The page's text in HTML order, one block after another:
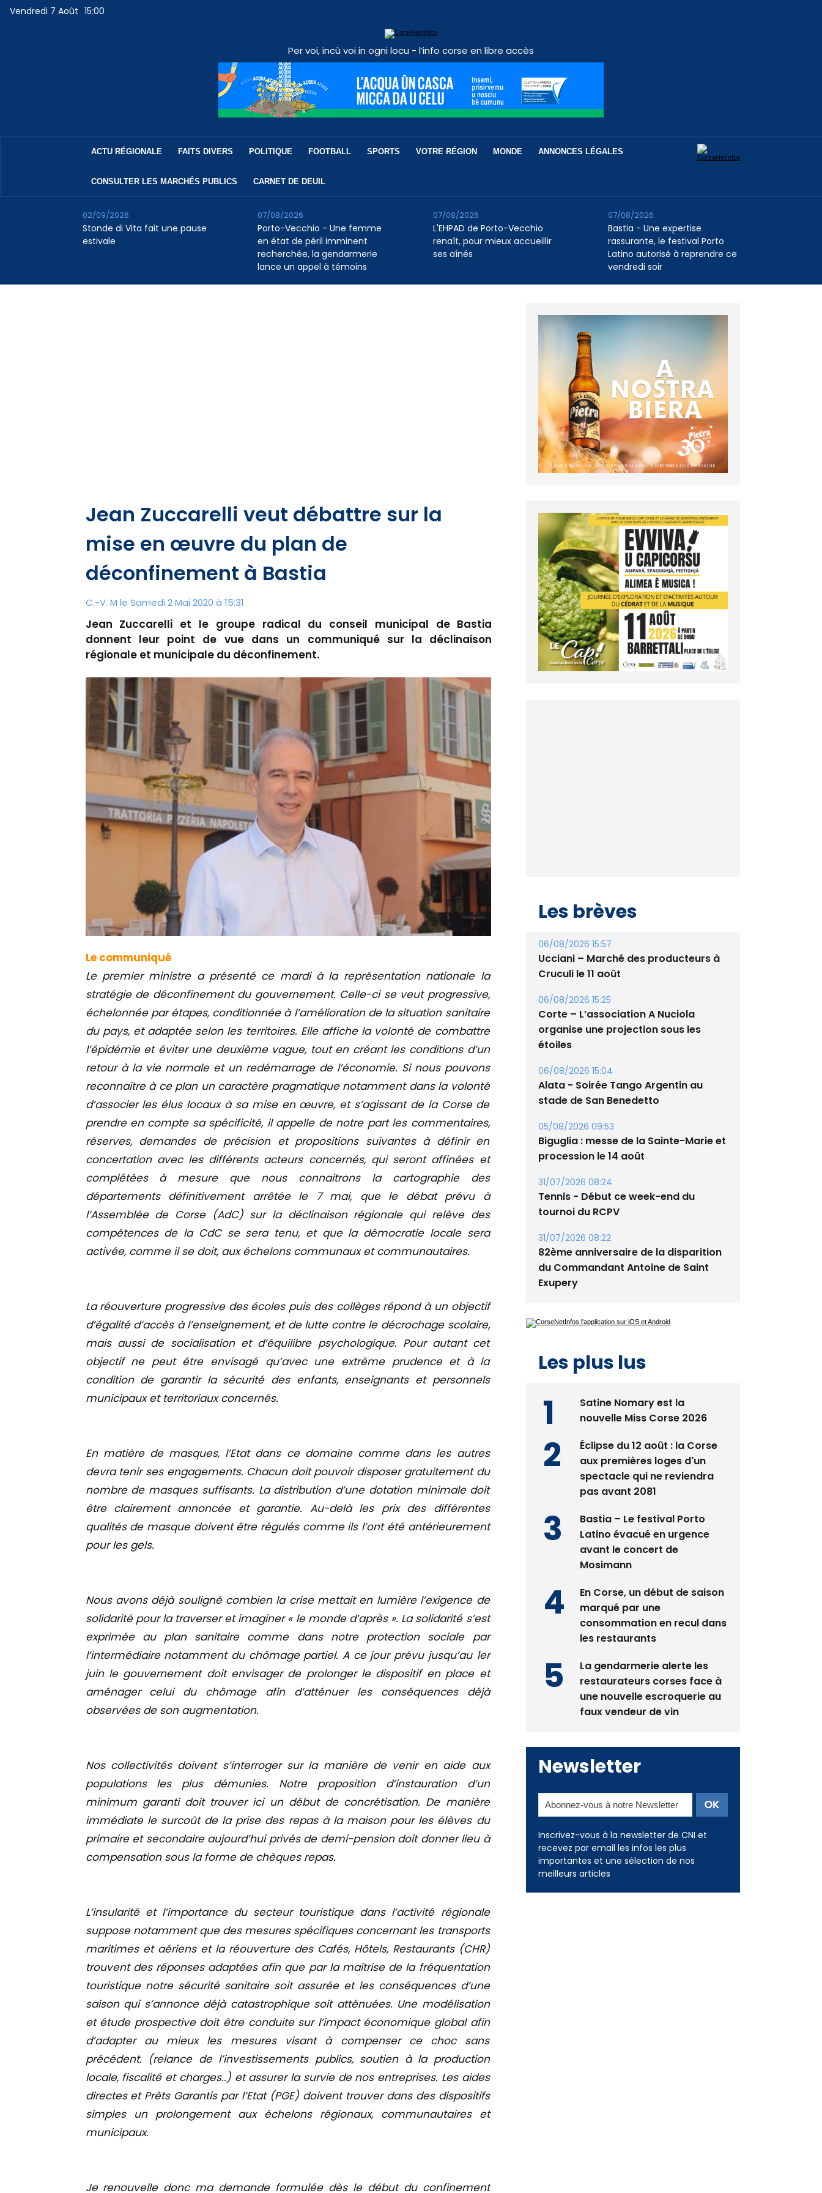
Vendredi 7 Août 15:00
Per voi, incù voi in ogni locu - l’info corse en libre accès
ACTU RÉGIONALE FAITS DIVERS POLITIQUE FOOTBALL SPORTS VOTRE RÉGION MONDE ANNONCES LÉGALES
CONSULTER LES MARCHÉS PUBLICS CARNET DE DEUIL
Stonde di Vita fait une pause
estivale
02/09/2026
Porto-Vecchio - Une femme
en état de péril imminent
recherchée, la gendarmerie
lance un appel à témoins
07/08/2026
L'EHPAD de Porto-Vecchio
renaît, pour mieux accueillir
ses aînés
07/08/2026
Bastia - Une expertise
rassurante, le festival Porto
Latino autorisé à reprendre ce
vendredi soir
07/08/2026
Jean Zuccarelli veut débattre sur la
mise en œuvre du plan de
déconfinement à Bastia
C.-V. M le Samedi 2 Mai 2020 à 15:31
Jean Zuccarelli et le groupe radical du conseil municipal de Bastia
donnent leur point de vue dans un communiqué sur la déclinaison
régionale et municipale du déconfinement.
Le communiqué
Le premier ministre a présenté ce mardi à la représentation nationale la
stratégie de déconfinement du gouvernement. Celle-ci se veut progressive,
échelonnée par étapes, conditionnée à l’amélioration de la situation sanitaire
du pays, et adaptée selon les territoires. Elle affiche la volonté de combattre
l’épidémie et éviter une deuxième vague, tout en créant les conditions d’un
retour à la vie normale et un redémarrage de l’économie. Si nous pouvons
reconnaitre à ce plan un caractère pragmatique notamment dans la volonté
d’associer les élus locaux à sa mise en œuvre, et s’agissant de la Corse de
prendre en compte sa spécificité, il appelle de notre part les commentaires,
réserves, demandes de précision et propositions suivantes à définir en
concertation avec les différents acteurs concernés, qui seront affinées et
complétées à mesure que nous connaitrons la cartographie des
départements définitivement arrêtée le 7 mai, que le débat prévu à
l’Assemblée de Corse (AdC) sur la déclinaison régionale qui relève des
compétences de la CdC se sera tenu, et que la démocratie locale sera
activée, comme il se doit, aux échelons communaux et communautaires.
La réouverture progressive des écoles puis des collèges répond à un objectif
d’égalité d’accès à l’enseignement, et de lutte contre le décrochage scolaire,
mais aussi de socialisation et d’équilibre psychologique. Pour autant cet
objectif ne peut être envisagé qu’avec une extrême prudence et à la
condition de garantir la sécurité des enfants, enseignants et personnels
municipaux et territoriaux concernés.
En matière de masques, l’Etat dans ce domaine comme dans les autres
devra tenir ses engagements. Chacun doit pouvoir disposer gratuitement du
nombre de masques suffisants. La distribution d’une dotation minimale doit
être clairement annoncée et garantie. Au-delà les prix des différentes
qualités de masque doivent être régulés comme ils l’ont été antérieurement
pour les gels.
Nous avons déjà souligné combien la crise mettait en lumière l’exigence de
solidarité pour la traverser et imaginer « le monde d’après ». La solidarité s’est
exprimée au plan sanitaire comme dans notre protection sociale par
l’intermédiaire notamment du chômage partiel. A ce jour prévu jusqu’au 1er
juin le gouvernement doit envisager de prolonger le dispositif en place et
aménager celui du chômage afin d’atténuer les conséquences déjà
observées de son augmentation.
Nos collectivités doivent s’interroger sur la manière de venir en aide aux
populations les plus démunies. Notre proposition d’instauration d’un
minimum garanti doit trouver ici un début de concrétisation. De manière
immédiate le surcoût de la prise des repas à la maison pour les élèves du
primaire et secondaire aujourd’hui privés de demi-pension doit donner lieu à
compensation sous la forme de chèques repas.
L’insularité et l’importance du secteur touristique dans l’activité régionale
suppose notamment que des mesures spécifiques concernant les transports
maritimes et aériens et la réouverture des Cafés, Hôtels, Restaurants (CHR)
trouvent des réponses adaptées afin que par la maîtrise de la fréquentation
touristique notre sécurité sanitaire soit assurée et les conséquences d’une
saison qui s’annonce déjà catastrophique soit atténuées. Une modélisation
et étude prospective doit être conduite sur l’impact économique global afin
d’adapter au mieux les mesures visant à compenser ce choc sans
précédent. (relance de l’investissements publics, soutien à la production
locale, fiscalité et charges..) et assurer la survie de nos entreprises. Les aides
directes et Prêts Garantis par l’Etat (PGE) doivent trouver dans des dispositifs
simples un prolongement aux échelons régionaux, communautaires et
municipaux.
Je renouvelle donc ma demande formulée dès le début du confinement
Les brèves
06/08/2026 15:57
Ucciani – Marché des producteurs à
Cruculi le 11 août
06/08/2026 15:25
Corte – L’association A Nuciola
organise une projection sous les
étoiles
06/08/2026 15:04
Alata - Soirée Tango Argentin au
stade de San Benedetto
05/08/2026 09:53
Biguglia : messe de la Sainte-Marie et
procession le 14 août
31/07/2026 08:24
Tennis - Début ce week-end du
tournoi du RCPV
31/07/2026 08:22
82ème anniversaire de la disparition
du Commandant Antoine de Saint
Exupery
Les plus lus
Satine Nomary est la
nouvelle Miss Corse 2026
Éclipse du 12 août : la Corse
aux premières loges d'un
spectacle qui ne reviendra
pas avant 2081
Bastia – Le festival Porto
Latino évacué en urgence
avant le concert de
Mosimann
En Corse, un début de saison
marqué par une
consommation en recul dans
les restaurants
La gendarmerie alerte les
restaurateurs corses face à
une nouvelle escroquerie au
faux vendeur de vin
Newsletter
Inscrivez-vous à la newsletter de CNI et
recevez par email les infos les plus
importantes et une sélection de nos
meilleurs articles